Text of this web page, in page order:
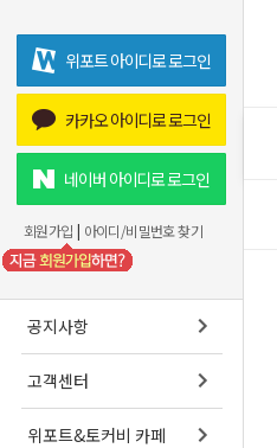
위포트 아이디로 로그인
카카오 아이디로 로그인
네이버 아이디로 로그인
회원가입 | 아이디/비밀번호 찾기
공지사항
고객센터
위포트&토커비 카페